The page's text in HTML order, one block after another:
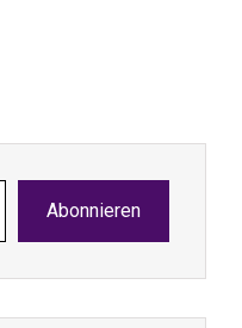
Abonnieren